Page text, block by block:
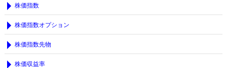
株価指数
株価指数オプション
株価指数先物
株価収益率